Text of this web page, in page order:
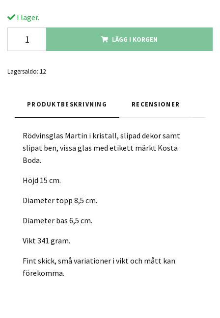
I lager.
LÄGG I KORGEN
Lagersaldo: 12
PRODUKTBESKRIVNING RECENSIONER
Rödvinsglas Martin i kristall, slipad dekor samt
slipat ben, vissa glas med etikett märkt Kosta
Boda.
Höjd 15 cm.
Diameter topp 8,5 cm.
Diameter bas 6,5 cm.
Vikt 341 gram.
Fint skick, små variationer i vikt och mått kan
förekomma.